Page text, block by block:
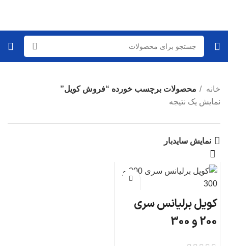
خانه
محصولات برچسب خورده “فروش کویل”
نمایش یک نتیجه
نمایش سایدبار
کویل برلیانس سری
200 و 300